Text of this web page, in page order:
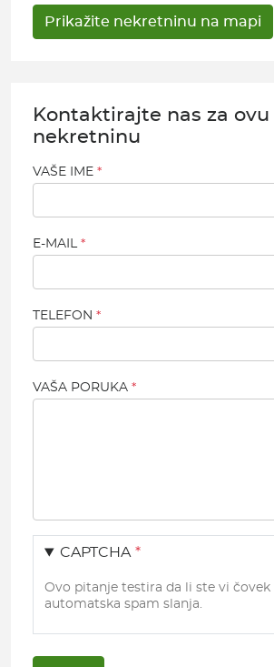
Kontaktirajte nas za ovu
nekretninu
VAŠE IME
E-MAIL
TELEFON
VAŠA PORUKA
CAPTCHA
Ovo pitanje testira da li ste vi čovek
automatska spam slanja.